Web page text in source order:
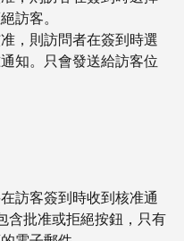
訪客。
，則訪問者在簽到時選
知。只會發送給訪客位
訪客簽到時收到核准通
含批准或拒絕按鈕，只有